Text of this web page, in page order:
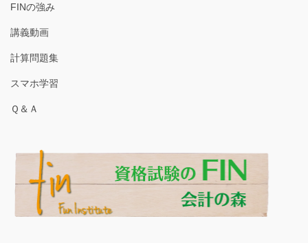
FINの強み
講義動画
計算問題集
スマホ学習
Ｑ＆Ａ